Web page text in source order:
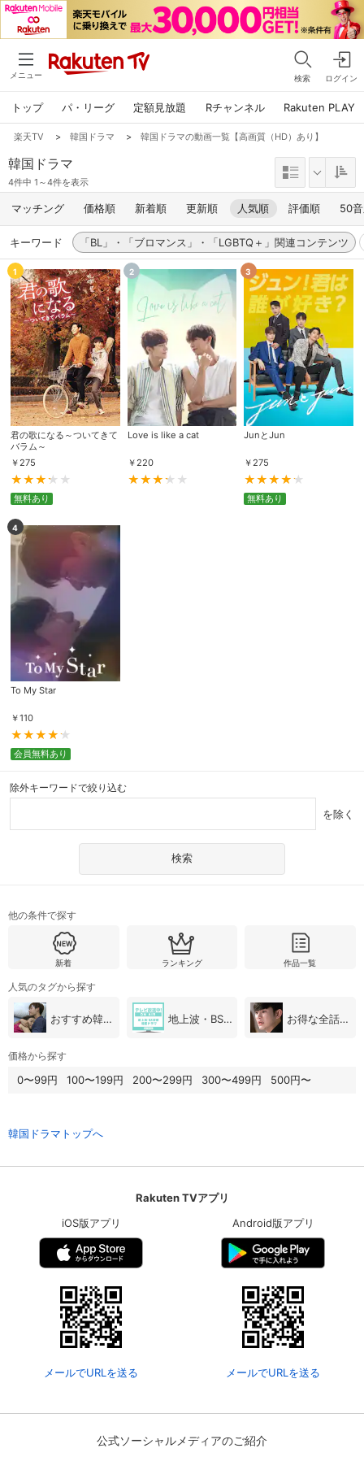
メニュー 検索 ログイン
トップ パ・リーグ 定額見放題 Rチャンネル Rakuten PLAY
会員設定 会員情報
決済方法の変更が可能です。
楽天TV > 韓国ドラマ > 韓国ドラマの動画一覧【高画質（HD）あり】
韓国ドラマ
4件中 1～4件を表示
マッチング 価格順 新着順 更新順 人気順 評価順 50
キーワード 「BL」・「ブロマンス」・「LGBTQ＋」関連コンテンツ
1
君の歌になる～ついてきて
バラム～
￥ 275
無料あり
2
Love is like a cat
￥ 220
3
JunとJun
￥ 275
無料あり
4
To My Star
￥110
会員無料あり
除外キーワードで絞り込む
を除く
他の条件で探す
新着 ランキング 作品一覧
人気のタグから探す
おすすめ韓国ドラマ 地上波・BS放送（韓国ドラマ） お得な全話パック
価格から探す
0〜99円 100〜199円 200〜299円 300〜499円 500円〜
韓国ドラマトップへ
Rakuten TVアプリ
iOS版アプリ
メールでURLを送る
Android版アプリ
メールでURLを送る
公式ソーシャルメディアのご紹介